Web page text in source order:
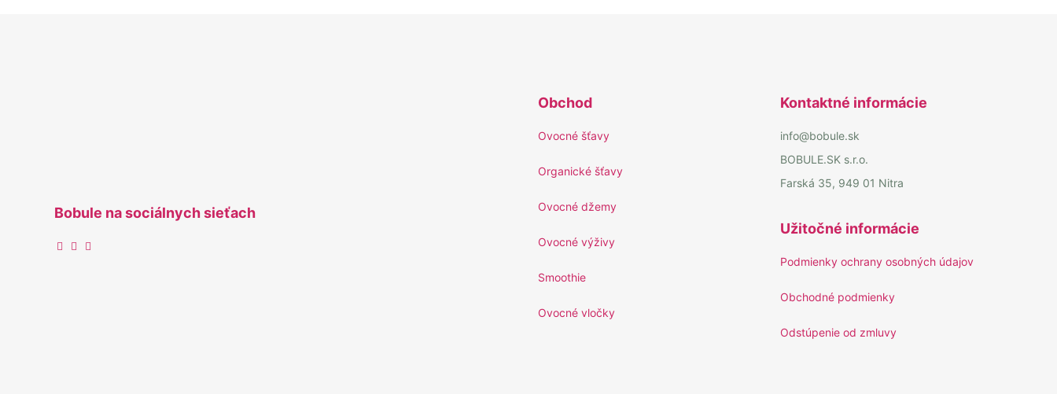
Bobule na sociálnych sieťach
Obchod
Ovocné šťavy
Organické šťavy
Ovocné džemy
Ovocné výživy
Smoothie
Ovocné vločky
Kontaktné informácie
info@bobule.sk
BOBULE.SK s.r.o.
Farská 35, 949 01 Nitra
Užitočné informácie
Podmienky ochrany osobných údajov
Obchodné podmienky
Odstúpenie od zmluvy